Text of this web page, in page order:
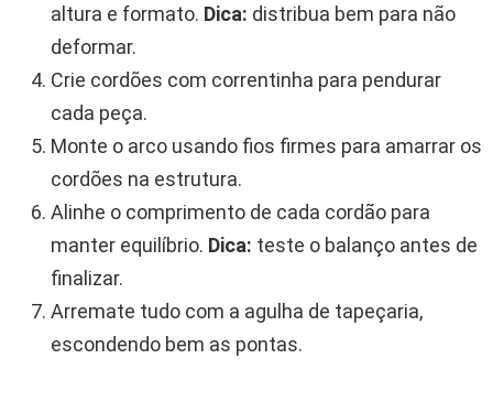
altura e formato. Dica: distribua bem para não
deformar.
Crie cordões com correntinha para pendurar
cada peça.
Monte o arco usando fios firmes para amarrar os
cordões na estrutura.
Alinhe o comprimento de cada cordão para
manter equilíbrio. Dica: teste o balanço antes de
finalizar.
Arremate tudo com a agulha de tapeçaria,
escondendo bem as pontas.